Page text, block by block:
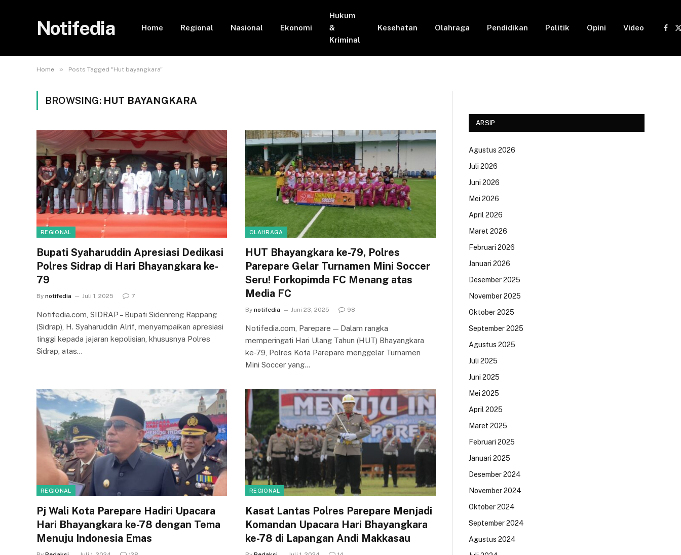
Notifedia Home Regional Nasional Ekonomi
Hukum
&
Kriminal
Kesehatan Olahraga Pendidikan Politik Opini Video
Home » Posts Tagged "Hut bayangkara"
BROWSING: HUT BAYANGKARA
REGIONAL
Bupati Syaharuddin Apresiasi Dedikasi
Polres Sidrap di Hari Bhayangkara ke-
79
By notifedia Juli 1, 2025 7
Notifedia.com, SIDRAP – Bupati Sidenreng Rappang
(Sidrap), H. Syaharuddin Alrif, menyampaikan apresiasi
tinggi kepada jajaran kepolisian, khususnya Polres
Sidrap, atas…
OLAHRAGA
HUT Bhayangkara ke-79, Polres
Parepare Gelar Turnamen Mini Soccer
Seru! Forkopimda FC Menang atas
Media FC
By notifedia Juni 23, 2025 98
Notifedia.com, Parepare — Dalam rangka
memperingati Hari Ulang Tahun (HUT) Bhayangkara
ke-79, Polres Kota Parepare menggelar Turnamen
Mini Soccer yang…
REGIONAL
Pj Wali Kota Parepare Hadiri Upacara
Hari Bhayangkara ke-78 dengan Tema
Menuju Indonesia Emas
REGIONAL
Kasat Lantas Polres Parepare Menjadi
Komandan Upacara Hari Bhayangkara
ke-78 di Lapangan Andi Makkasau
ARSIP
Agustus 2026
Juli 2026
Juni 2026
Mei 2026
April 2026
Maret 2026
Februari 2026
Januari 2026
Desember 2025
November 2025
Oktober 2025
September 2025
Agustus 2025
Juli 2025
Juni 2025
Mei 2025
April 2025
Maret 2025
Februari 2025
Januari 2025
Desember 2024
November 2024
Oktober 2024
September 2024
Agustus 2024